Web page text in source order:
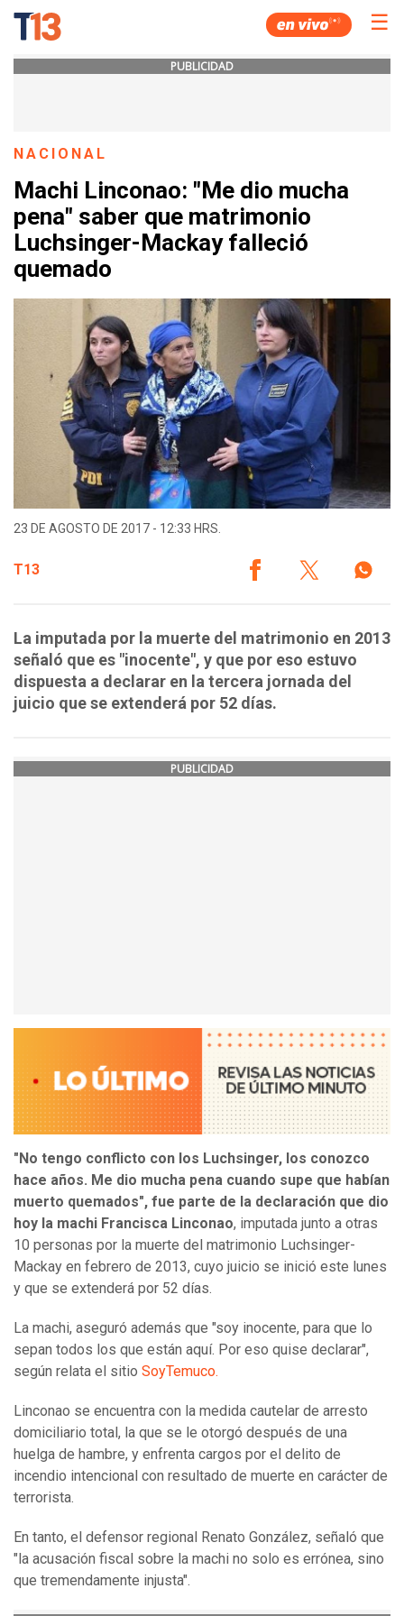
☰
PUBLICIDAD
NACIONAL
Machi Linconao: "Me dio mucha
pena" saber que matrimonio
Luchsinger-Mackay falleció
quemado
23 DE AGOSTO DE 2017 - 12:33 HRS.
T13
La imputada por la muerte del matrimonio en 2013
señaló que es "inocente", y que por eso estuvo
dispuesta a declarar en la tercera jornada del
juicio que se extenderá por 52 días.
PUBLICIDAD
"No tengo conflicto con los Luchsinger, los conozco
hace años. Me dio mucha pena cuando supe que habían
muerto quemados", fue parte de la declaración que dio
hoy la machi Francisca Linconao, imputada junto a otras
10 personas por la muerte del matrimonio Luchsinger-
Mackay en febrero de 2013, cuyo juicio se inició este lunes
y que se extenderá por 52 días.
La machi, aseguró además que "soy inocente, para que lo
sepan todos los que están aquí. Por eso quise declarar",
según relata el sitio SoyTemuco.
Linconao se encuentra con la medida cautelar de arresto
domiciliario total, la que se le otorgó después de una
huelga de hambre, y enfrenta cargos por el delito de
incendio intencional con resultado de muerte en carácter de
terrorista.
En tanto, el defensor regional Renato González, señaló que
"la acusación fiscal sobre la machi no solo es errónea, sino
que tremendamente injusta".